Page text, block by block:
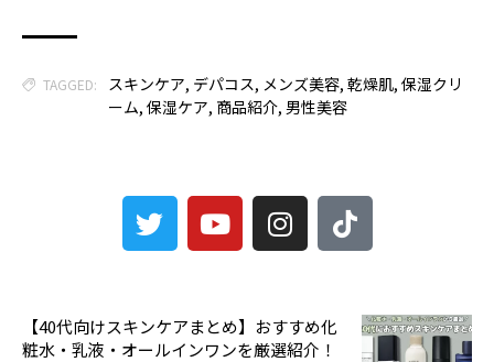
TAGGED: スキンケア, デパコス, メンズ美容, 乾燥肌, 保湿クリ
ーム, 保湿ケア, 商品紹介, 男性美容
【40代向けスキンケアまとめ】おすすめ化
粧水・乳液・オールインワンを厳選紹介！